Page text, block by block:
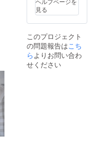
見る
このプロジェクト
の問題報告はこち
らよりお問い合わ
せください